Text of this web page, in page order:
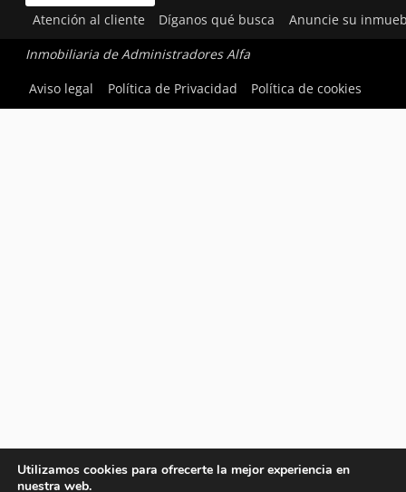
Atención al cliente Díganos qué busca Anuncie su
Inmobiliaria de Administradores Alfa
Aviso legal
Política de Privacidad Política de cookies
Utilizamos cookies para ofrecerte la mejor experiencia en
nuestra web.